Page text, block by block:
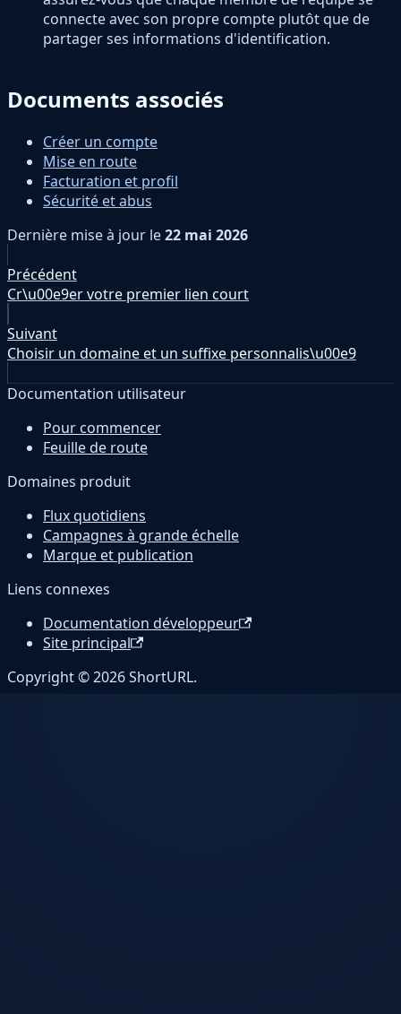
connecte avec son propre compte plutôt que de
partager ses informations d'identification.
Documents associés
Créer un compte
Mise en route
Facturation et profil
Sécurité et abus
Dernière mise à jour le22 mai 2026
Précédent
Cr\u00e9er votre premier lien court
Suivant
Choisir un domaine et un suffixe personnalis\u00e9
Documentation utilisateur
Pour commencer
Feuille de route
Domaines produit
Flux quotidiens
Campagnes à grande échelle
Marque et publication
Liens connexes
Documentation développeur
Site principal
Copyright © 2026 ShortURL.